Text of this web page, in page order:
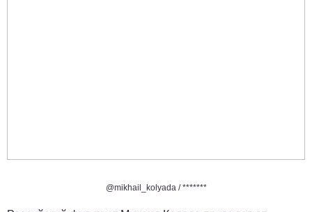
@mikhail_kolyada /*******